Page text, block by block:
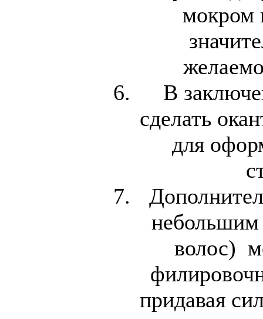
мокром
В
сделать
для
небольшим
волос)
придавая